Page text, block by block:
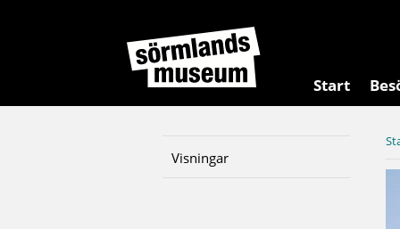
Start
Visningar